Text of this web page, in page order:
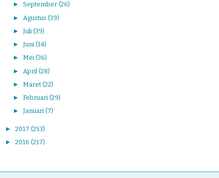
► September (26)
► Agustus (39)
► Juli (39)
► Juni (14)
► Mei (36)
► April (28)
► Maret (22)
► Februari (29)
► Januari (7)
► 2017 (253)
► 2016 (217)